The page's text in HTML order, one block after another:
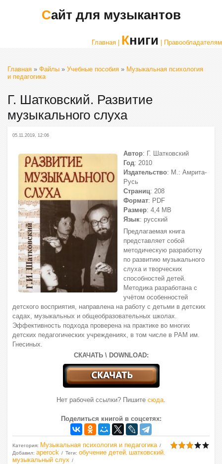
Сайт для музыкантов
Главная | Книги | Правообладателям
Главная » Файлы » Учебные пособия » Музыкальная психология
и педагогика
Г. Шатковский. Развитие
музыкального слуха
05.11.2019, 12:06
Автор: Г. Шатковский
Год: 2010
Издательство: М.: Амрита-
Русь
Страниц: 208
Формат: PDF
Размер: 4,4 МВ
Язык: русский
Предлагаемая книга
представляет собой
методическую разра­ботку
по развитию музыкального
слуха и творческих
способностей детей.
Методика разработана с
учётом особенностей
детского восприятия, направлена на работу с детьми в детских
садах, музыкальных и общеобразовательных школах.
Эффективность под­хода проверена на практике во многих
детских педагогических учреждениях, в том числе в РАМ им.
Гнесиных.
СКАЧАТЬ \ DOWNLOAD:
Нет рабочей ссылки? Пишите сюда.
Поделиться книгой в соцсетях:
Категория: Музыкальная психология и педагогика
Добавил: aperock Теги: обучение детей шатковский
музыкальный слух